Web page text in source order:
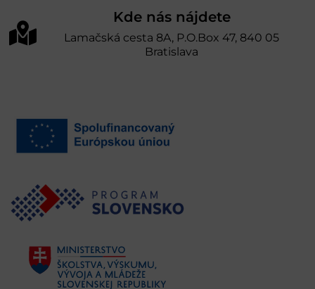
Kde nás nájdete
Lamačská cesta 8A, P.O.Box 47, 840 05
Bratislava